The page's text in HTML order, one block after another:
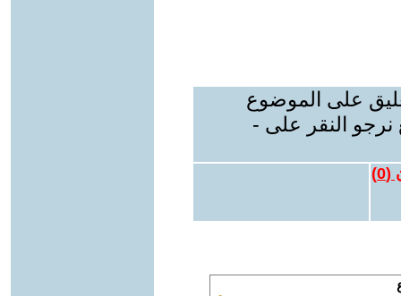
على الموضوع
نرجو النقر على -
(
0
)